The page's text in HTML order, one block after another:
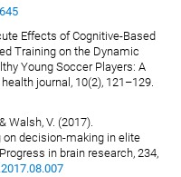
Effects of Cognitive-Based
Training on the Dynamic
Young Soccer Players: A
journal, 10(2), 121–129.
Walsh, V. (2017).
decision-making in elite
in brain research, 234,